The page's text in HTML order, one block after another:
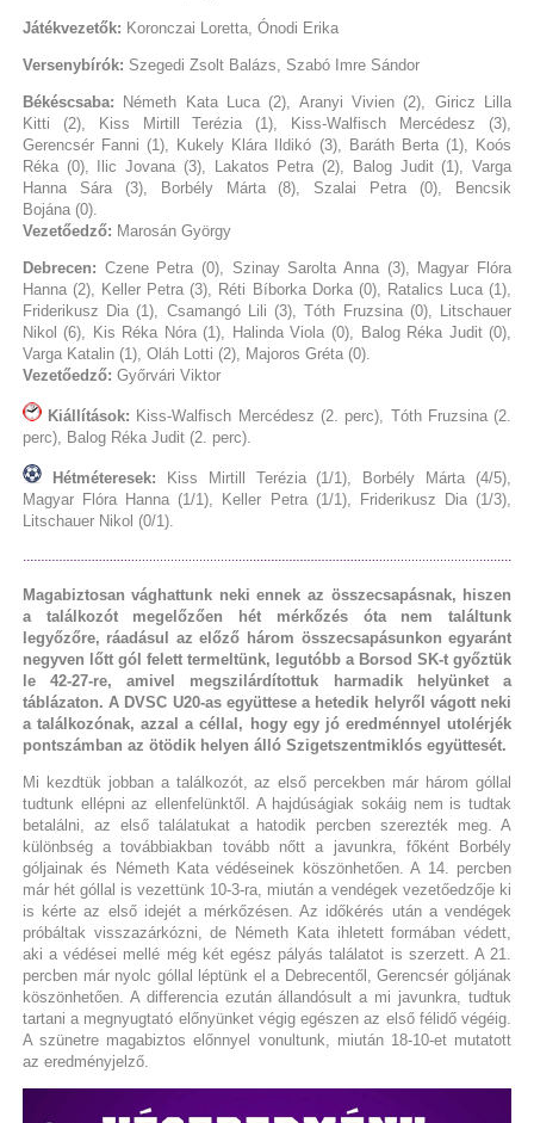
Játékvezetők: Koronczai Loretta, Ónodi Erika
Versenybírók: Szegedi Zsolt Balázs, Szabó Imre Sándor
Békéscsaba: Németh Kata Luca (2), Aranyi Vivien (2), Giricz Lilla
Kitti (2), Kiss Mirtill Terézia (1), Kiss-Walfisch Mercédesz (3),
Gerencsér Fanni (1), Kukely Klára Ildikó (3), Baráth Berta (1), Koós
Réka (0), Ilic Jovana (3), Lakatos Petra (2), Balog Judit (1), Varga
Hanna Sára (3), Borbély Márta (8), Szalai Petra (0), Bencsik
Bojána (0).
Vezetőedző: Marosán György
Debrecen: Czene Petra (0), Szinay Sarolta Anna (3), Magyar Flóra
Hanna (2), Keller Petra (3), Réti Bíborka Dorka (0), Ratalics Luca (1),
Friderikusz Dia (1), Csamangó Lili (3), Tóth Fruzsina (0), Litschauer
Nikol (6), Kis Réka Nóra (1), Halinda Viola (0), Balog Réka Judit (0),
Varga Katalin (1), Oláh Lotti (2), Majoros Gréta (0).
Vezetőedző: Győrvári Viktor
Kiállítások: Kiss-Walfisch Mercédesz (2. perc), Tóth Fruzsina (2.
perc), Balog Réka Judit (2. perc).
Hétméteresek:
Kiss Mirtill Terézia (1/1), Borbély Márta (4/5),
Magyar Flóra Hanna (1/1), Keller Petra (1/1), Friderikusz Dia (1/3),
Litschauer Nikol (0/1).
Magabiztosan vághattunk neki ennek az összecsapásnak, hiszen
a találkozót megelőzően hét mérkőzés óta nem találtunk
legyőzőre, ráadásul az előző három összecsapásunkon egyaránt
negyven lőtt gól felett termeltünk, legutóbb a Borsod SK-t győztük
le 42-27-re, amivel megszilárdítottuk harmadik helyünket a
táblázaton. A DVSC U20-as együttese a hetedik helyről vágott neki
a találkozónak, azzal a céllal, hogy egy jó eredménnyel utolérjék
pontszámban az ötödik helyen álló Szigetszentmiklós együttesét.
Mi kezdtük jobban a találkozót, az első percekben már három góllal
tudtunk ellépni az ellenfelünktől. A hajdúságiak sokáig nem is tudtak
betalálni, az első találatukat a hatodik percben szerezték meg. A
különbség a továbbiakban tovább nőtt a javunkra, főként Borbély
góljainak és Németh Kata védéseinek köszönhetően. A 14. percben
már hét góllal is vezettünk 10-3-ra, miután a vendégek vezetőedzője ki
is kérte az első idejét a mérkőzésen. Az időkérés után a vendégek
próbáltak visszazárkózni, de Németh Kata ihletett formában védett,
aki a védései mellé még két egész pályás találatot is szerzett. A 21.
percben már nyolc góllal léptünk el a Debrecentől, Gerencsér góljának
köszönhetően. A differencia ezután állandósult a mi javunkra, tudtuk
tartani a megnyugtató előnyünket végig egészen az első félidő végéig.
A szünetre magabiztos előnnyel vonultunk, miután 18-10-et mutatott
az eredményjelző.